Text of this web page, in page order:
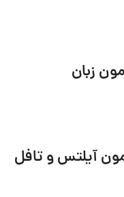
زبان
آیلتس و تافل